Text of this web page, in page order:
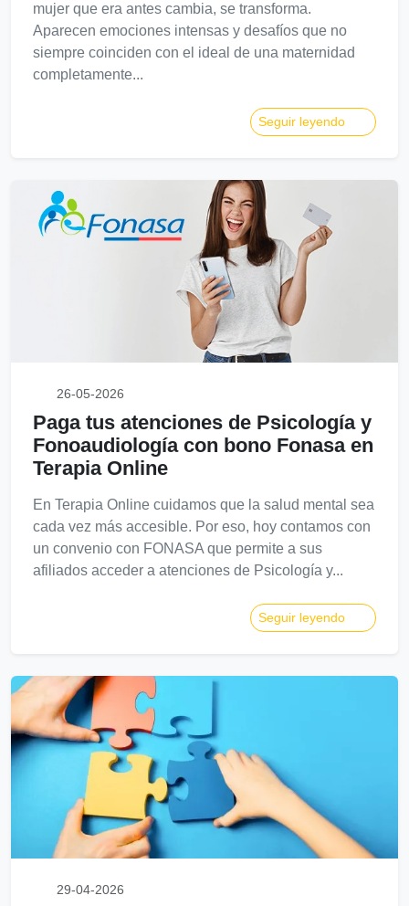
mujer que era antes cambia, se transforma.
Aparecen emociones intensas y desafíos que no
siempre coinciden con el ideal de una maternidad
completamente...
Seguir leyendo
26-05-2026
Paga tus atenciones de Psicología y
Fonoaudiología con bono Fonasa en
Terapia Online
En Terapia Online cuidamos que la salud mental sea
cada vez más accesible. Por eso, hoy contamos con
un convenio con FONASA que permite a sus
afiliados acceder a atenciones de Psicología y...
Seguir leyendo
29-04-2026